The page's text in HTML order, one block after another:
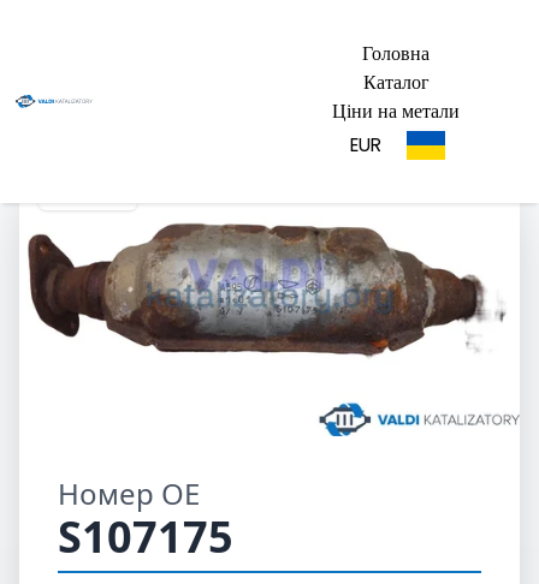
Головна
Каталог
Ціни на метали
EUR
Номер OE
S107175